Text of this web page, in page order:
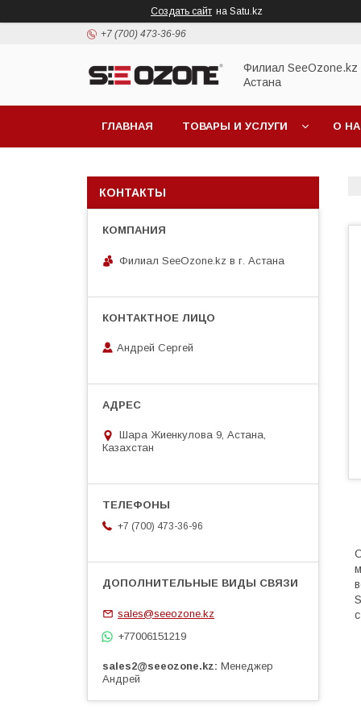
Создать сайт на Satu.kz
+7 (700) 473-36-96
Филиал SeeOzone.kz
Астана
ГЛАВНАЯ ТОВАРЫ И УСЛУГИ О
КОНТАКТЫ
Филиал SeeOzone.kz в г. Астана
Андрей Сергей
Шара Жиенкулова 9, Астана,
Казахстан
+7 (700) 473-36-96
sales@seeozone.kz
+77006151219
sales2@seeozone.kz Менеджер
Андрей